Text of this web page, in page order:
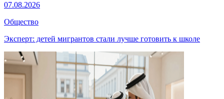
07.08.2026
Общество
Эксперт: детей мигрантов стали лучше готовить к школе